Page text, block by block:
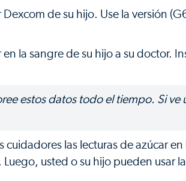
de su hijo. Use la versión
la sangre de su hijo a su doctor.
estos datos todo el tiempo. Si ve
cuidadores las lecturas de azúcar
usted o su hijo pueden usar